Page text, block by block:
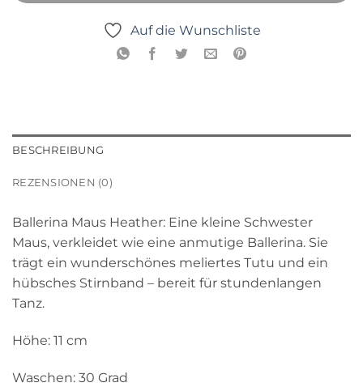
Auf die Wunschliste
BESCHREIBUNG
REZENSIONEN (0)
Ballerina Maus Heather: Eine kleine Schwester
Maus, verkleidet wie eine anmutige Ballerina. Sie
trägt ein wunderschönes meliertes Tutu und ein
hübsches Stirnband – bereit für stundenlangen
Tanz.
Höhe: 11 cm
Waschen: 30 Grad